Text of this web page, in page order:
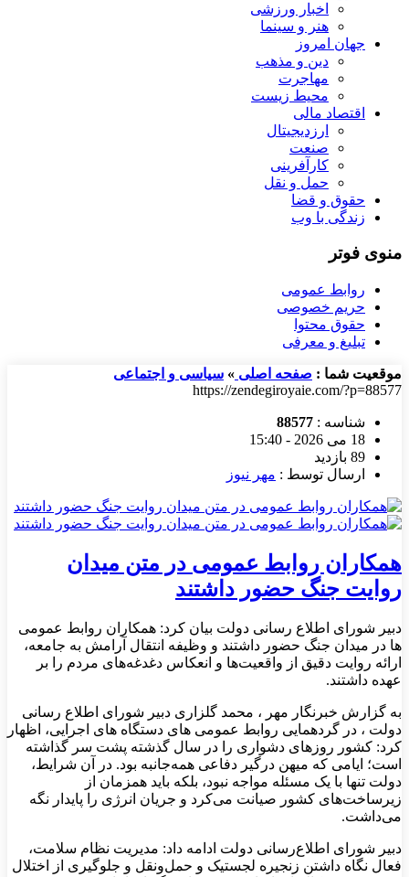
اخبار ورزشی
هنر و سینما
جهان امروز
دین و مذهب
مهاجرت
محیط زیست
اقتصاد مالی
ارزدیجیتال
صنعت
کارآفرینی
حمل و نقل
حقوق و قضا
زندگی با وب
منوی فوتر
روابط عمومی
حریم خصوصی
حقوق محتوا
تبلیغ و معرفی
موقعیت شما : صفحه اصلی » سیاسی و اجتماعی
https://zendegiroyaie.com/?p=88577
شناسه : 88577
18 می 2026 - 15:40
89 بازدید
ارسال توسط : مهر نیوز
همکاران روابط‌ عمومی در متن میدان
روایت جنگ حضور داشتند
دبیر شورای اطلاع رسانی دولت بیان کرد: همکاران روابط‌ عمومی
ها در میدان جنگ حضور داشتند و وظیفه انتقال آرامش به جامعه،
ارائه روایت دقیق از واقعیت‌ها و انعکاس دغدغه‌های مردم را بر
عهده داشتند.
به گزارش خبرنگار مهر ، محمد گلزاری دبیر شورای اطلاع رسانی
دولت ، در گردهمایی روابط عمومی های دستگاه های اجرایی، اظهار
کرد: کشور روزهای دشواری را در سال گذشته پشت سر گذاشته
است؛ ایامی که میهن درگیر دفاعی همه‌جانبه بود. در آن شرایط،
دولت تنها با یک مسئله مواجه نبود، بلکه باید همزمان از
زیرساخت‌های کشور صیانت می‌کرد و جریان انرژی را پایدار نگه
می‌داشت.
دبیر شورای اطلاع‌رسانی دولت ادامه داد: مدیریت نظام سلامت،
فعال نگاه داشتن زنجیره لجستیک و حمل‌ونقل و جلوگیری از اختلال